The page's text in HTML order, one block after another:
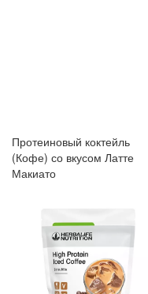
Протеиновый коктейль
(Кофе) со вкусом Латте
Макиато